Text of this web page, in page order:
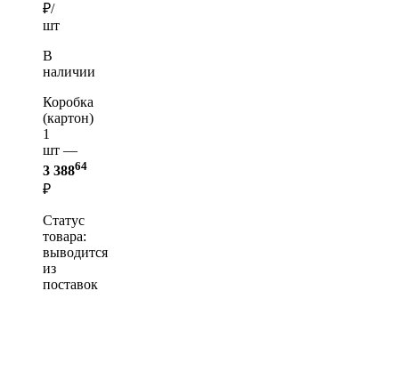
₽/
шт
В
наличии
Коробка
(картон)
1
шт —
3 38864
₽
Статус
товара:
выводится
из
поставок